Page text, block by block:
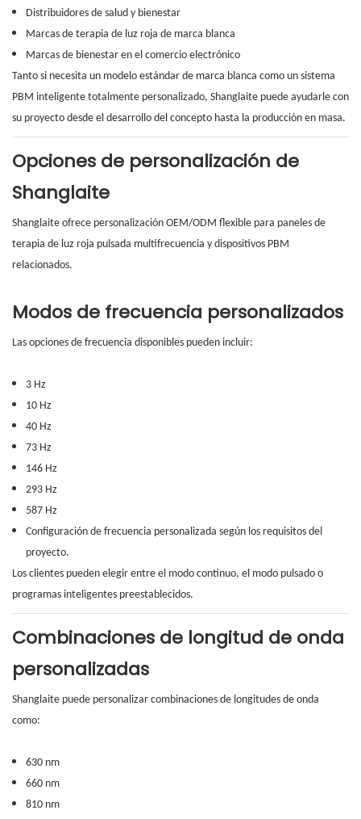
Distribuidores de salud y bienestar
Marcas de terapia de luz roja de marca blanca
Marcas de bienestar en el comercio electrónico
Tanto si necesita un modelo estándar de marca blanca como un sistema
PBM inteligente totalmente personalizado, Shanglaite puede ayudarle con
su proyecto desde el desarrollo del concepto hasta la producción en masa.
Opciones de personalización de
Shanglaite
Shanglaite ofrece personalización OEM/ODM flexible para paneles de
terapia de luz roja pulsada multifrecuencia y dispositivos PBM
relacionados.
Modos de frecuencia personalizados
Las opciones de frecuencia disponibles pueden incluir:
3 Hz
10 Hz
40 Hz
73 Hz
146 Hz
293 Hz
587 Hz
Configuración de frecuencia personalizada según los requisitos del
proyecto.
Los clientes pueden elegir entre el modo continuo, el modo pulsado o
programas inteligentes preestablecidos.
Combinaciones de longitud de onda
personalizadas
Shanglaite puede personalizar combinaciones de longitudes de onda
como:
630 nm
660 nm
810 nm